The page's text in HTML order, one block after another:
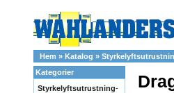
Hem »Katalog »
Kategorier
Styrkelyftsutrustning-